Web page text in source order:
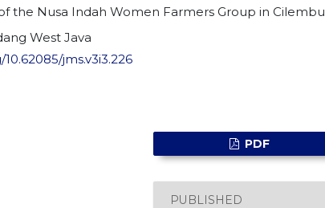
the Nusa Indah Women Farmers Group in Cilembu
West Java
jms.v3i3.226
PDF
PUBLISHED